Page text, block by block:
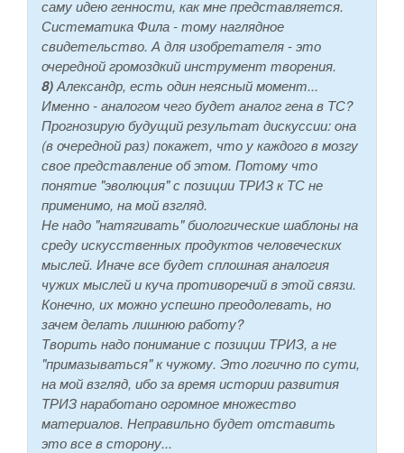
саму идею генности, как мне представляется.
Систематика Фила - тому наглядное
свидетельство. А для изобретателя - это
очередной громоздкий инструмент творения.
8)Александр, есть один неясный момент...
Именно - аналогом чего будет аналог гена в ТС?
Прогнозирую будущий результат дискуссии: она
(в очередной раз) покажет, что у каждого в мозгу
свое представление об этом. Потому что
понятие "эволюция" с позиции ТРИЗ к ТС не
применимо, на мой взгляд.
Не надо "натягивать" биологические шаблоны на
среду искусственных продуктов человеческих
мыслей. Иначе все будет сплошная аналогия
чужих мыслей и куча противоречий в этой связи.
Конечно, их можно успешно преодолевать, но
зачем делать лишнюю работу?
Творить надо понимание с позиции ТРИЗ, а не
"примазываться" к чужому. Это логично по сути,
на мой взгляд, ибо за время истории развития
ТРИЗ наработано огромное множество
материалов. Неправильно будет отставить
это все в сторону...